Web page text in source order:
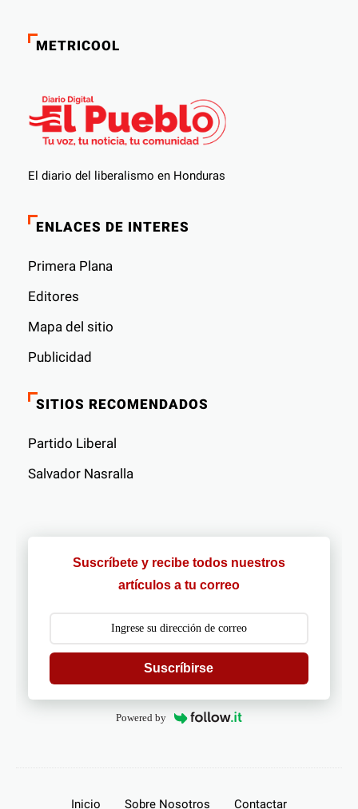
METRICOOL
El diario del liberalismo en Honduras
ENLACES DE INTERES
Primera Plana
Editores
Mapa del sitio
Publicidad
SITIOS RECOMENDADOS
Partido Liberal
Salvador Nasralla
Suscríbete y recibe todos nuestros
artículos a tu correo
Suscríbirse
Powered by
Inicio Sobre Nosotros Contactar